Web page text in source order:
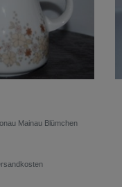
Mainau Blümchen